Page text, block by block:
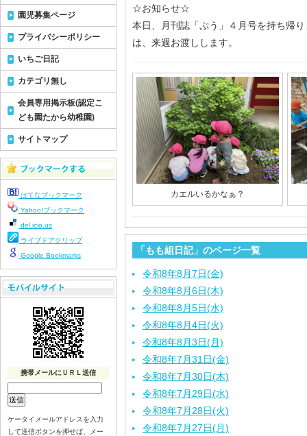
☆お知らせ☆
本日、月刊誌「ぷう」４月号を持ち帰
は、来週お渡しします。
カエルいるかなぁ？
「もも組日記」のページ一覧
令和8年8月7日(金)
令和8年8月6日(木)
令和8年8月5日(水)
令和8年8月4日(火)
令和8年8月3日(月)
令和8年7月31日(金)
令和8年7月30日(木)
令和8年7月29日(水)
令和8年7月28日(火)
令和8年7月27日(月)
園児募集ページ
プライバシーポリシー
いちご日記
カテゴリ無し
会員専用掲示板(認定こ
ども園たから幼稚園)
サイトマップ
はてなブックマーク
Yahoo!ブックマーク
del.icio.us
ライブドアクリップ
Google Bookmarks
携帯メールにＵＲＬ送信
ケータイメールアドレスを入力
して送信ボタンを押せば、メー